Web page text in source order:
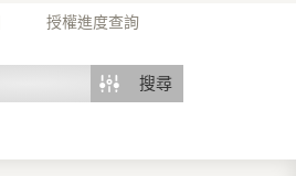
授權進度查詢
搜尋